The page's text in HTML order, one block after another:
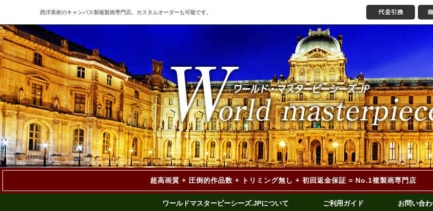
西洋美術のキャンバス製複製画専門店。カスタムオーダーも可能です。
超高画質 + 圧倒的作品数 + トリミング無し + 初回返金保証 = No.1複製画専門店
ワールドマスターピーシーズ.JPについて ご利用ガイド お問い合